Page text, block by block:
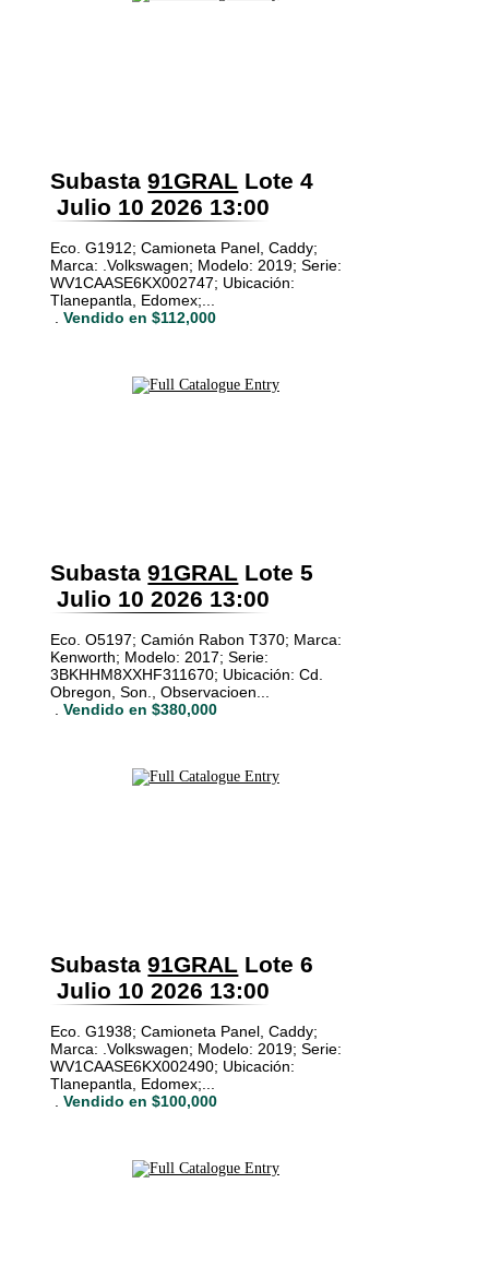
Subasta 91GRAL Lote 4
Julio 10 2026 13:00
Eco. G1912; Camioneta Panel, Caddy;
Marca: .Volkswagen; Modelo: 2019; Serie:
WV1CAASE6KX002747; Ubicación:
Tlanepantla, Edomex;...
Vendido en $112,000
Subasta 91GRAL Lote 5
Julio 10 2026 13:00
Eco. O5197; Camión Rabon T370; Marca:
Kenworth; Modelo: 2017; Serie:
3BKHHM8XXHF311670; Ubicación: Cd.
Obregon, Son., Observacioen...
Vendido en $380,000
Subasta 91GRAL Lote 6
Julio 10 2026 13:00
Eco. G1938; Camioneta Panel, Caddy;
Marca: .Volkswagen; Modelo: 2019; Serie:
WV1CAASE6KX002490; Ubicación:
Tlanepantla, Edomex;...
Vendido en $100,000